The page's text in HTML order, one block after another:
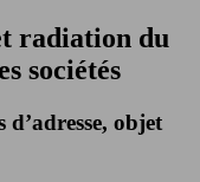
radiation du
sociétés
objet